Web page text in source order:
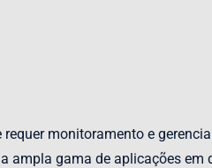
monitoramento e
ampla gama de aplicações